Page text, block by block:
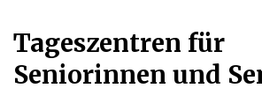
Tageszentren für
Seniorinnen und